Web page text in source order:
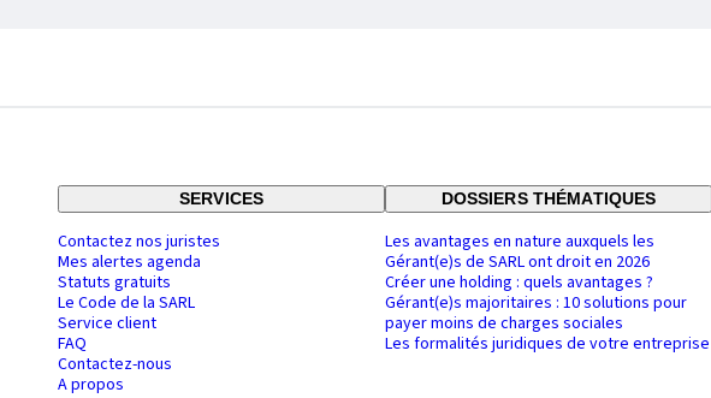
SERVICES
Contactez nos juristes
Mes alertes agenda
Statuts gratuits
Le Code de la SARL
Service client
FAQ
Contactez-nous
A propos
DOSSIERS THÉMATIQUES
Les avantages en nature auxquels les
Gérant(e)s de SARL ont droit en 2026
Créer une holding : quels avantages ?
Gérant(e)s majoritaires : 10 solutions pour
payer moins de charges sociales
Les formalités juridiques de votre entreprise